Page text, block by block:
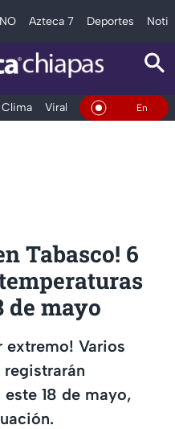
Azteca 7 Deportes
Clima Viral y Tendencia En Vivo
Tabasco! 6
de mayo
extremo! Varios
18 de mayo,